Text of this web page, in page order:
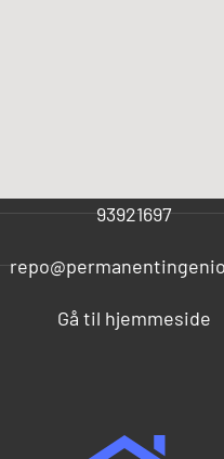
93921697
Gå til hjemmeside